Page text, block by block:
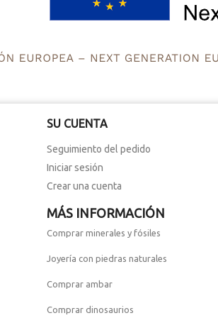
SU CUENTA
Seguimiento del pedido
Iniciar sesión
Crear una cuenta
MÁS INFORMACIÓN
Comprar minerales y fósiles
Joyería con piedras naturales
Comprar ambar
Comprar dinosaurios